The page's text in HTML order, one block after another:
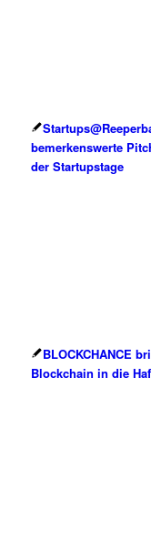
bemerkenswerte
der Startupstage
BLOCKCHANCE
Blockchain in die